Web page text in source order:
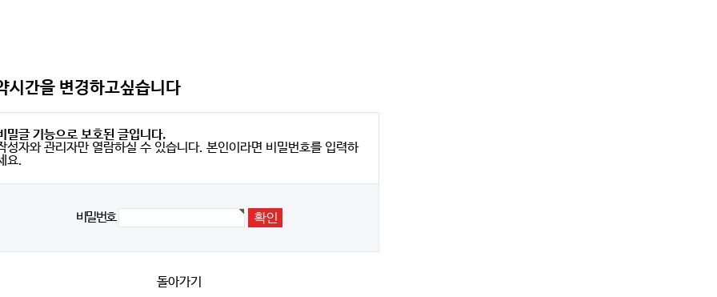
시간을 변경하고싶습니다
밀글 기능으로 보호된 글입니다.
성자와 관리자만 열람하실 수 있습니다. 본인이라면 비밀번호를 입력하
요.
비밀번호
돌아가기